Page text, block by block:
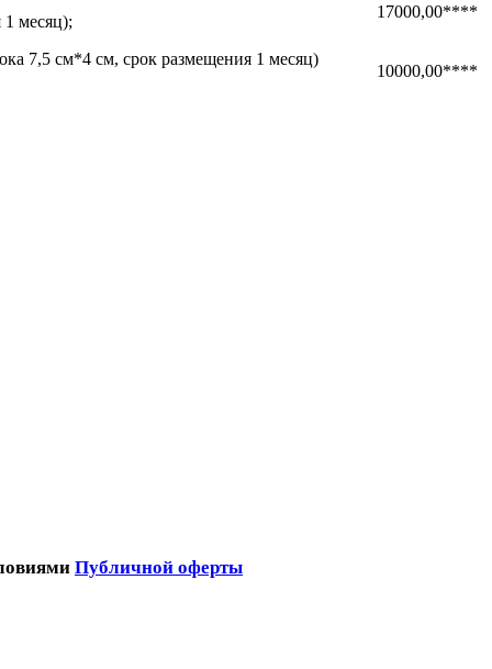
месяц);
7,5 см*4 см, срок размещения 1 месяц)
17000,00****
10000,00****
Публичной оферты